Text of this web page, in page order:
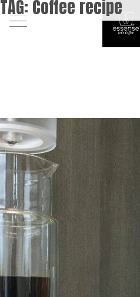
TAG: Coffee recipe